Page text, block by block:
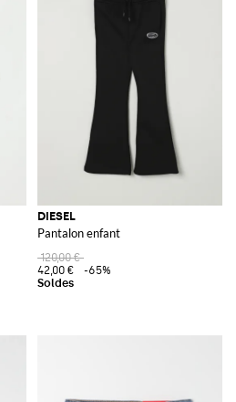
DIESEL
Pantalon enfant
120,00 €
42,00 €
-65%